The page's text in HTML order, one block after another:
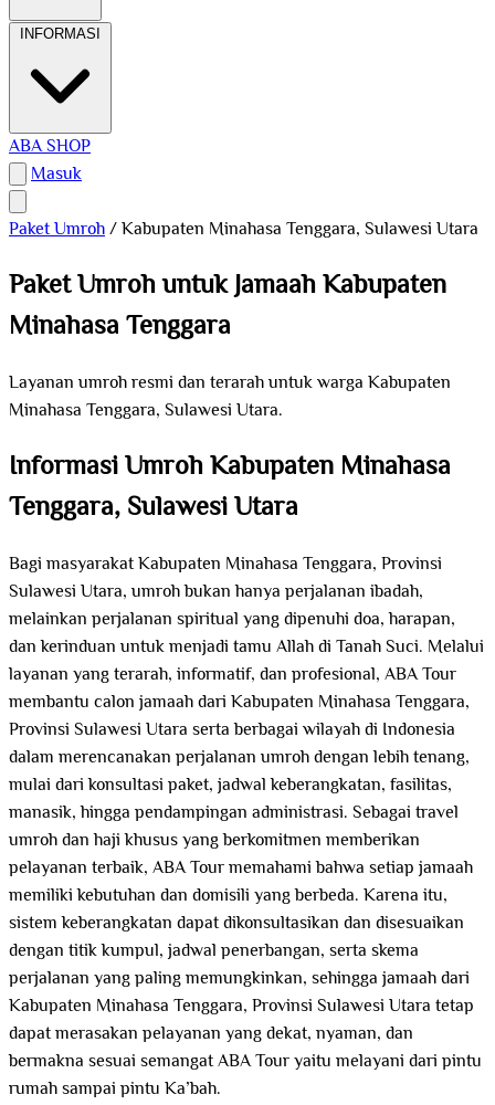
INFORMASI
ABA SHOP
Masuk
Paket Umroh/Kabupaten Minahasa Tenggara, Sulawesi Utara
Paket Umroh untuk Jamaah Kabupaten
Minahasa Tenggara
Layanan umroh resmi dan terarah untuk warga Kabupaten
Minahasa Tenggara, Sulawesi Utara.
Informasi Umroh Kabupaten Minahasa
Tenggara, Sulawesi Utara
Bagi masyarakat Kabupaten Minahasa Tenggara, Provinsi
Sulawesi Utara, umroh bukan hanya perjalanan ibadah,
melainkan perjalanan spiritual yang dipenuhi doa, harapan,
dan kerinduan untuk menjadi tamu Allah di Tanah Suci. Melalui
layanan yang terarah, informatif, dan profesional, ABA Tour
membantu calon jamaah dari Kabupaten Minahasa Tenggara,
Provinsi Sulawesi Utara serta berbagai wilayah di Indonesia
dalam merencanakan perjalanan umroh dengan lebih tenang,
mulai dari konsultasi paket, jadwal keberangkatan, fasilitas,
manasik, hingga pendampingan administrasi. Sebagai travel
umroh dan haji khusus yang berkomitmen memberikan
pelayanan terbaik, ABA Tour memahami bahwa setiap jamaah
memiliki kebutuhan dan domisili yang berbeda. Karena itu,
sistem keberangkatan dapat dikonsultasikan dan disesuaikan
dengan titik kumpul, jadwal penerbangan, serta skema
perjalanan yang paling memungkinkan, sehingga jamaah dari
Kabupaten Minahasa Tenggara, Provinsi Sulawesi Utara tetap
dapat merasakan pelayanan yang dekat, nyaman, dan
bermakna sesuai semangat ABA Tour yaitu melayani dari pintu
rumah sampai pintu Ka’bah.